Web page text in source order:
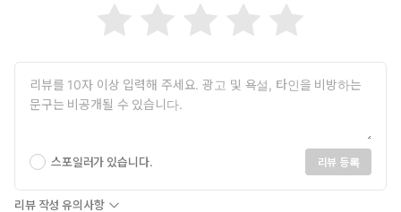
N1/N2/N3』 (다락원, 공저)
『日本語能力試験模擬テストシリーズ』（台湾 大新書局・ベ
『にほんごであそぼうシリーズⅠ～Ⅴ』（ノースアイランド）
『文法の復習もできる読解問題55シリーズ１～Ⅴ』（ノースア
김윤선
한양대학교 일어일문학과 수석 졸업
스포일러가 있습니다. 리뷰 등록
리뷰 작성 유의사항